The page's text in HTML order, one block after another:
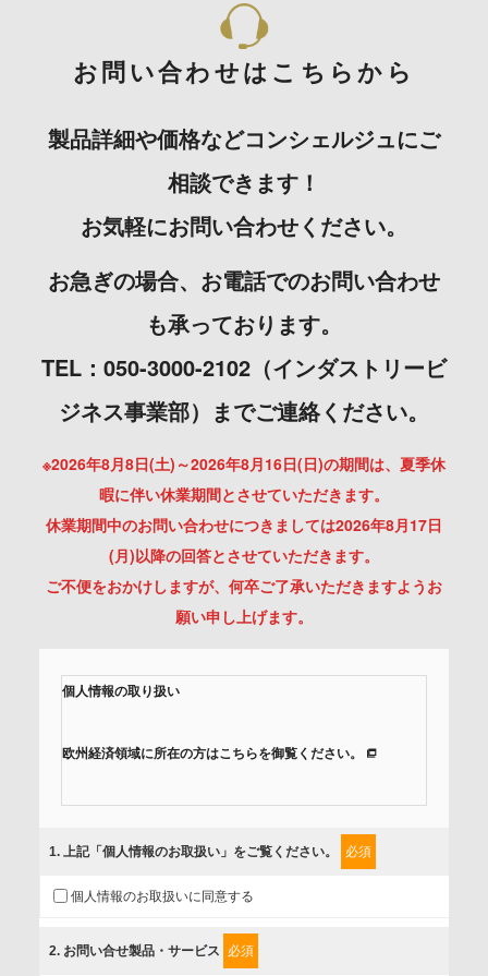
お問い合わせはこちらから
製品詳細や価格などコンシェルジュにご
相談できます！
お気軽にお問い合わせください。
お急ぎの場合、お電話でのお問い合わせ
も承っております。
TEL：050-3000-2102（インダストリービ
ジネス事業部）までご連絡ください。
※2026年8月8日(土)～2026年8月16日(日)の期間は、夏季休
暇に伴い休業期間とさせていただきます。
休業期間中のお問い合わせにつきましては2026年8月17日
(月)以降の回答とさせていただきます。
ご不便をおかけしますが、何卒ご了承いただきますようお
願い申し上げます。
個人情報の取り扱い
欧州経済領域に所在の方はこちらを御覧ください。
組みを行っています。
に取扱い、これらで定める範囲内で、サービスの提供やご案
内等のために利用させていただいております。
情報を提供されるお客様（本人）に対して、情報の収集目
1. 上記「個人情報のお取扱い」をご覧ください。 必須
個人情報のお取扱いに同意する
2. お問い合せ製品・サービス 必須